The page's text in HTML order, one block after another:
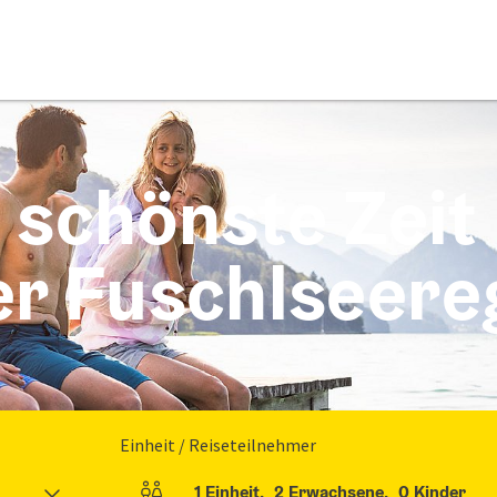
Zeit
Einheit / Reiseteilnehmer
1 Einheit, 2 Erwachsene, 0 Kinder